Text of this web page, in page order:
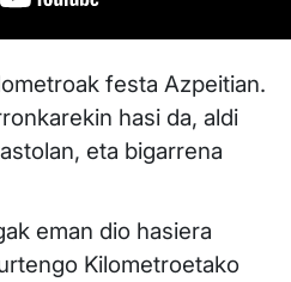
festa Azpeitian.
hasi da, aldi
eta bigarrena
eman dio hasiera
Kilometroetako